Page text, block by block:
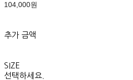
104,000원
추가 금액
SIZE
선택하세요.